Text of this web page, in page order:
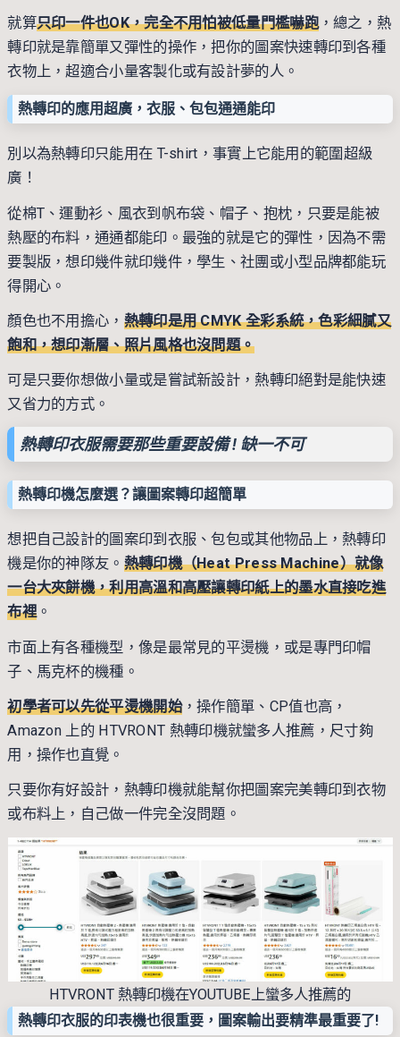
就算只印一件也OK，完全不用怕被低量門檻嚇跑，總之，熱
轉印就是靠簡單又彈性的操作，把你的圖案快速轉印到各種
衣物上，超適合小量客製化或有設計夢的人。
熱轉印的應用超廣，衣服、包包通通能印
別以為熱轉印只能用在 T-shirt，事實上它能用的範圍超級
廣！
從棉T、運動衫、風衣到帆布袋、帽子、抱枕，只要是能被
熱壓的布料，通通都能印。最強的就是它的彈性，因為不需
要製版，想印幾件就印幾件，學生、社團或小型品牌都能玩
得開心。
顏色也不用擔心， 熱轉印是用 CMYK 全彩系統，色彩細膩又
飽和，想印漸層、照片風格也沒問題。
可是只要你想做小量或是嘗試新設計，熱轉印絕對是能快速
又省力的方式。
熱轉印衣服需要那些重要設備 ! 缺一不可
熱轉印機怎麼選？讓圖案轉印超簡單
想把自己設計的圖案印到衣服、包包或其他物品上，熱轉印
機是你的神隊友。 熱轉印機（Heat Press Machine）就像
一台大夾餅機，利用高溫和高壓讓轉印紙上的墨水直接吃進
布裡。
市面上有各種機型，像是最常見的平燙機，或是專門印帽
子、馬克杯的機種。
初學者可以先從平燙機開始，操作簡單、CP值也高，
Amazon 上的 HTVRONT 熱轉印機就蠻多人推薦，尺寸夠
用，操作也直覺。
只要你有好設計，熱轉印機就能幫你把圖案完美轉印到衣物
或布料上，自己做一件完全沒問題。
HTVRONT 熱轉印機在YOUTUBE上蠻多人推薦的
熱轉印衣服的印表機也很重要，圖案輸出要精準最重要了!